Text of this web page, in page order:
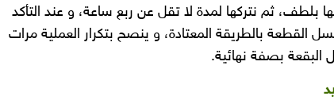
بلطف، ثم نتركها لمدة لا تقل عن ربع ساعة، و عند التأكد
القطعة بالطريقة المعتادة، و ينصح بتكرار العملية مرات
البقعة بصفة نهائية.